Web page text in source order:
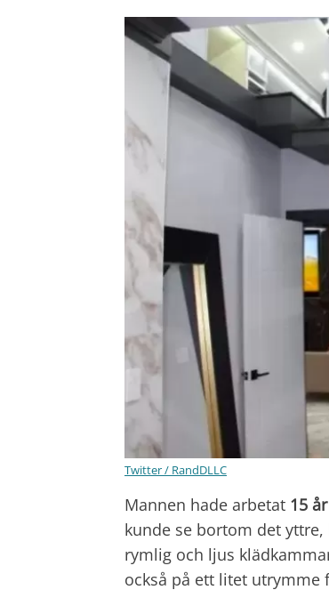
Twitter / RandDLLC
Mannen hade arbetat 15 år
kunde se bortom det
rymlig och ljus
också på ett litet utrymme